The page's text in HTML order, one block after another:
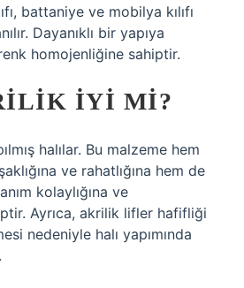
battaniye ve mobilya kılıfı
Dayanıklı bir yapıya
homojenliğine sahiptir.
IYI MI?
halılar. Bu malzeme hem
ve rahatlığına hem de
kolaylığına ve
Ayrıca, akrilik lifler hafifliği
nedeniyle halı yapımında